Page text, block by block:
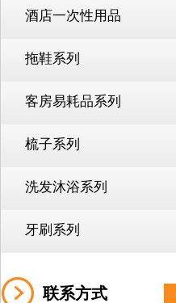
酒店一次性用品
拖鞋系列
客房易耗品系列
梳子系列
洗发沐浴系列
牙刷系列
联系方式